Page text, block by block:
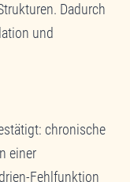
Dadurch
und
chronische
einer
Fehlfunktion